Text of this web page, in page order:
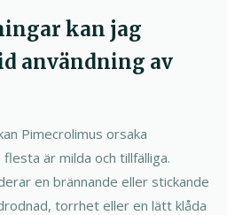
kan jag
användning av
Pimecrolimus orsaka
är milda och tillfälliga.
en brännande eller stickande
torrhet eller en lätt klåda